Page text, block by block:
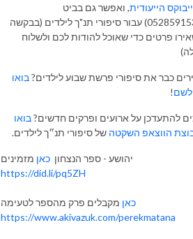
הייעודית, ואפשר גם בביט
(0528591536) עבור סיפורי תנ"ך לילדים (בבקשה
פרטים כדי שאוכל להודות לכם ולשלוח
כבר את סיפורי פרשת שבוע לילדים?בואו
!
להתעדכן על ארועים ופרקים חדשים?בואו
הווצאפ השקטה של סיפורי תנ״ך לילדים.
יהושע - ספר הנצחון כאן מזמינים
https://did.li/pq5ZH
כאן מקבלים פרק מהספר לטעימה
https://www.akivazuk.com/perekmatana